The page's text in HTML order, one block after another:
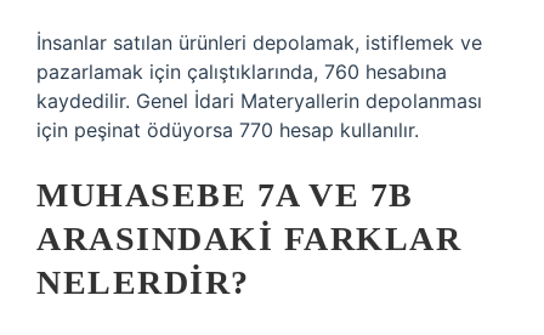
İnsanlar satılan ürünleri depolamak, istiflemek ve
pazarlamak için çalıştıklarında, 760 hesabına
kaydedilir. Genel İdari Materyallerin depolanması
için peşinat ödüyorsa 770 hesap kullanılır.
MUHASEBE 7A VE 7B
ARASINDAKI FARKLAR
NELERDIR?